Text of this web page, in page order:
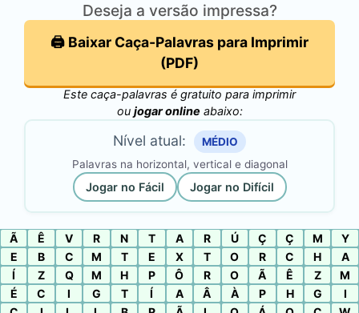
Deseja a versão impressa?
🖨️ Baixar Caça-Palavras para Imprimir
(PDF)
Este caça-palavras é gratuito para imprimir
ou jogar online abaixo:
Nível atual:
MÉDIO
Palavras na horizontal, vertical e diagonal
Jogar no Fácil Jogar no Difícil
Ã Ê V R N T A R Ú Ç Ç M
Y
E
B C M T E X T O R C H
A
Í
Z Q M H P Ô R O Ã Ê Z
M
É
C I G T Í A Â À P H G
I